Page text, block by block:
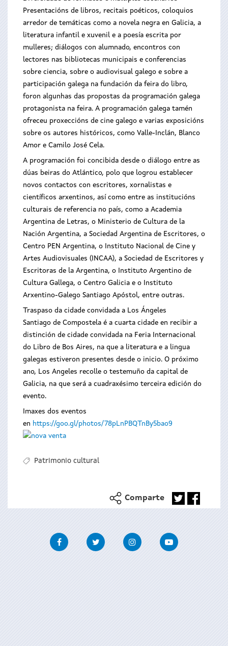
Presentacións de libros, recitais poéticos, coloquios
arredor de temáticas como a novela negra en Galicia, a
literatura infantil e xuvenil e a poesía escrita por
mulleres; diálogos con alumnado, encontros con
lectores nas bibliotecas municipais e conferencias
sobre ciencia, sobre o audiovisual galego e sobre a
participación galega na fundación da feira do libro,
foron algunhas das propostas da programación galega
protagonista na feira. A programación galega tamén
ofreceu proxeccións de cine galego e varias exposicións
sobre os autores históricos, como Valle-Inclán, Blanco
Amor e Camilo José Cela.
A programación foi concibida desde o diálogo entre as
dúas beiras do Atlántico, polo que logrou establecer
novos contactos con escritores, xornalistas e
científicos arxentinos, así como entre as institucións
culturais de referencia no país, como a Academia
Argentina de Letras, o Ministerio de Cultura de la
Nación Argentina, a Sociedad Argentina de Escritores, o
Centro PEN Argentina, o Instituto Nacional de Cine y
Artes Audiovisuales (INCAA), a Sociedad de Escritores y
Escritoras de la Argentina, o Instituto Argentino de
Cultura Gallega, o Centro Galicia e o Instituto
Arxentino-Galego Santiago Apóstol, entre outras.
Traspaso da cidade convidada a Los Ángeles
Santiago de Compostela é a cuarta cidade en recibir a
distinción de cidade convidada na Feria Internacional
do Libro de Bos Aires, na que a literatura e a lingua
galegas estiveron presentes desde o inicio. O próximo
ano, Los Angeles recolle o testemuño da capital de
Galicia, na que será a cuadraxésimo terceira edición do
evento.
Imaxes dos eventos
en https://goo.gl/photos/78pLnPBQTnBy5bao9
Patrimonio cultural
Comparte
FacebookTwitter InstagramYoutube